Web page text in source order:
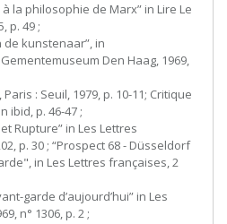
la philosophie de Marx” in Lire Le
p. 49 ;
de kunstenaar”, in
Den Haag, 1969,
: Seuil, 1979, p. 10-11; Critique
ibid, p. 46-47 ;
Rupture” in Les Lettres
p. 30 ; “Prospect 68 - Düsseldorf
in Les Lettres françaises, 2
garde d’aujourd’hui” in Les
n° 1306, p. 2 ;